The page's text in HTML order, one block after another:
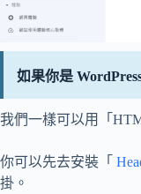
如果你是
我們一樣可以用「
你可以先去安裝「
掛。